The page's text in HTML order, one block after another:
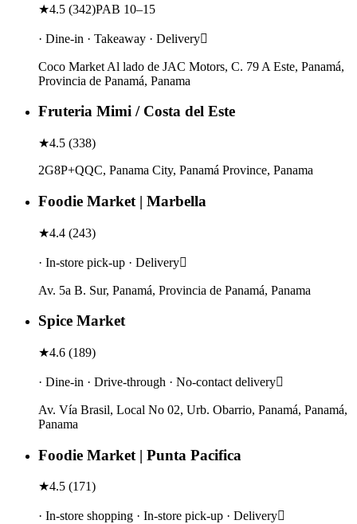
★4.5 (342)PAB 10–15
· Dine-in · Takeaway · Delivery
Coco Market Al lado de JAC Motors, C. 79 A Este, Panamá,
Provincia de Panamá, Panama
Fruteria Mimi / Costa del Este
★4.5 (338)
2G8P+QQC, Panama City, Panamá Province, Panama
Foodie Market | Marbella
★4.4 (243)
· In-store pick-up · Delivery
Av. 5a B. Sur, Panamá, Provincia de Panamá, Panama
Spice Market
★4.6 (189)
· Dine-in · Drive-through · No-contact delivery
Av. Vía Brasil, Local No 02, Urb. Obarrio, Panamá, Panamá,
Panama
Foodie Market | Punta Pacifica
★4.5 (171)
· In-store shopping · In-store pick-up · Delivery